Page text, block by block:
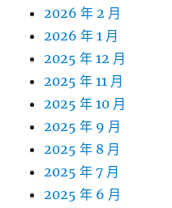
2026 年 2 月
2026 年 1 月
2025 年 12 月
2025 年 11 月
2025 年 10 月
2025 年 9 月
2025 年 8 月
2025 年 7 月
2025 年 6 月